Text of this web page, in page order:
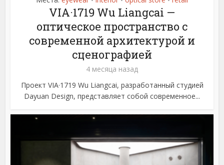
VIA·1719 Wu Liangcai —
оптическое пространство с
современной архитектурой и
сценографией
4 месяца назад
Проект VIA·1719 Wu Liangcai, разработанный студией
Dayuan Design, представляет собой современное...